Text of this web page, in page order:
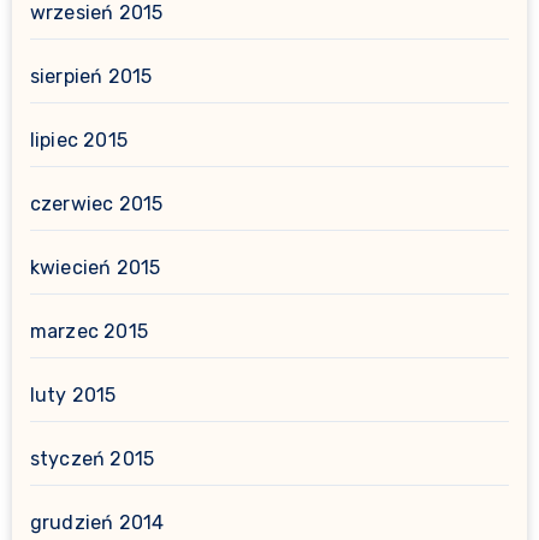
wrzesień 2015
sierpień 2015
lipiec 2015
czerwiec 2015
kwiecień 2015
marzec 2015
luty 2015
styczeń 2015
grudzień 2014